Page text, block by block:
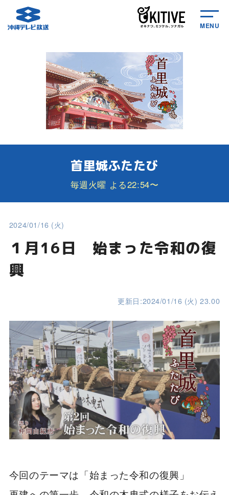
MENU
首里城ふたたび
毎週火曜 よる22:54〜
2024/01/16 (火)
１月16日 始まった令和の復
興
更新日:2024/01/16 (火) 23.00
今回のテーマは「始まった令和の復興」